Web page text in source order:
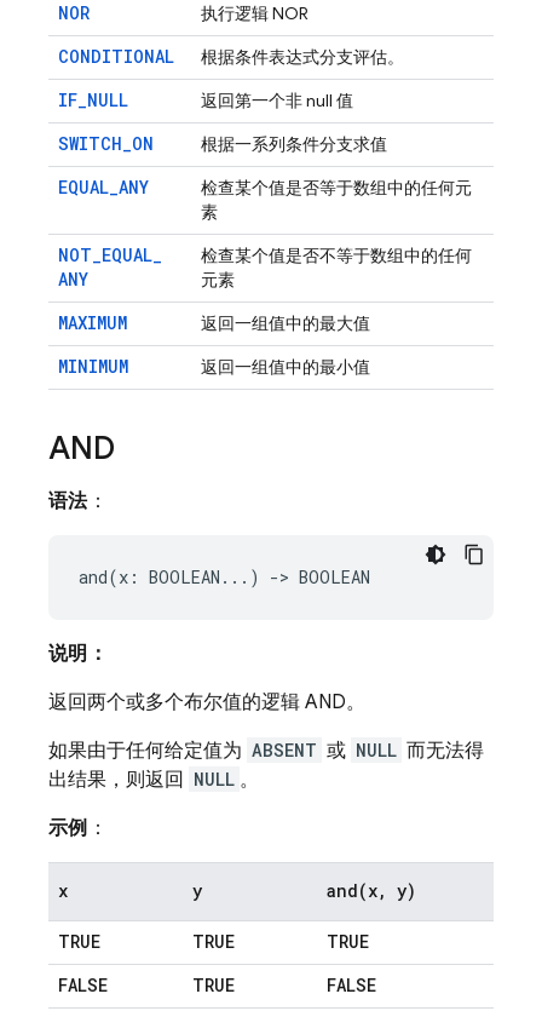
NOR 执行逻辑 NOR
CONDITIONAL 根据条件表达式分支评估。
IF_NULL 返回第一个非 null 值
SWITCH_ON 根据一系列条件分支求值
EQUAL_ANY
检查某个值是否等于数组中的任何元
素
NOT_EQUAL_
ANY
检查某个值是否不等于数组中的任何
元素
MAXIMUM 返回一组值中的最大值
MINIMUM 返回一组值中的最小值
AND
语法：
说明：
返回两个或多个布尔值的逻辑 AND。
如果由于任何给定值为 ABSENT 或 NULL 而无法得
出结果，则返回
NULL 。
示例 ：
x y and(x, y)
TRUE TRUE
TRUE
FALSE
TRUE
FALSE